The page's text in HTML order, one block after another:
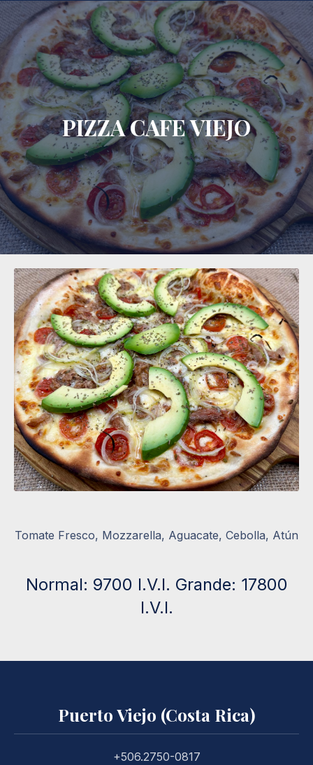
PIZZA CAFE VIEJO
Tomate Fresco, Mozzarella, Aguacate, Cebolla, Atún
Normal: 9700 I.V.I. Grande: 17800
I.V.I.
Puerto Viejo (Costa Rica)
+506.2750-0817